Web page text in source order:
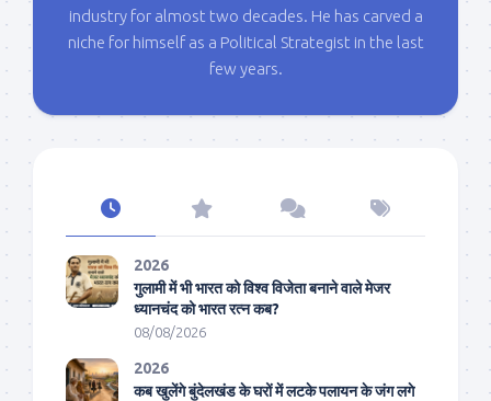
industry for almost two decades. He has carved a
niche for himself as a Political Strategist in the last
few years.
2026
गुलामी में भी भारत को विश्व विजेता बनाने वाले मेजर
ध्यानचंद को भारत रत्न कब?
08/08/2026
2026
कब खुलेंगे बुंदेलखंड के घरों में लटके पलायन के जंग लगे